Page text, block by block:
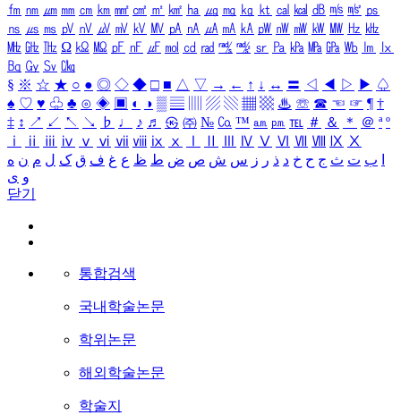
㎙ ㎚ ㎛ ㎜ ㎝ ㎞ ㎟ ㎠ ㎡ ㎢ ㏊ ㎍ ㎎ ㎏ ㏏ ㎈ ㎉ ㏈ ㎧ ㎨ ㎰
㎱ ㎲ ㎳ ㎴ ㎵ ㎶ ㎷ ㎸ ㎹ ㎀ ㎁ ㎂ ㎃ ㎄ ㎺ ㎻ ㎽ ㎾ ㎿ ㎐ ㎑
㎒ ㎓ ㎔ Ω ㏀ ㏁ ㎊ ㎋ ㎌ ㏖ ㏅ ㎭ ㎮ ㎯ ㏛ ㎩ ㎪ ㎫ ㎬ ㏝ ㏐
㏓
㏃ ㏉ ㏜ ㏆
§ ※ ☆ ★ ○ ● ◎ ◇ ◆ □ ■ △ ▽ → ← ↑ ↓ ↔ 〓 ◁ ◀ ▷ ▶ ♤
♠ ♡ ♥ ♧ ♣ ⊙ ◈ ▣ ◐ ◑ ▒ ▤ ▨ ▧ ▦ ▩ ♨ ☏ ☎ ☜ ☞ ¶ †
‡ ↕ ↗ ↙ ↖ ↘ ♭ ♩ ♪ ♬ ㉿ ㈜ № ㏇ ™ ㏂ ㏘ ℡ ＃ ＆ ＊ ＠ ª º
ⅰ
ⅱ ⅲ ⅳ ⅴ ⅵ ⅶ ⅷ ⅸ ⅹ Ⅳ Ⅴ Ⅵ Ⅶ Ⅷ Ⅸ Ⅹ
ب ت ث ج ح خ د ذ ر ز س ش ص ض ط ظ ع غ ف ق ک ل م ن ه
و ی
닫기
통합검색
국내학술논문
학위논문
해외학술논문
학술지